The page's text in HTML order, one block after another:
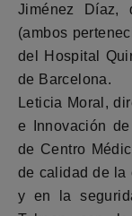
Jiménez Díaz,
(ambos
del Hospital
de Barcelona.
Leticia Moral,
e Innovación
de Centro
de calidad de la
y en la